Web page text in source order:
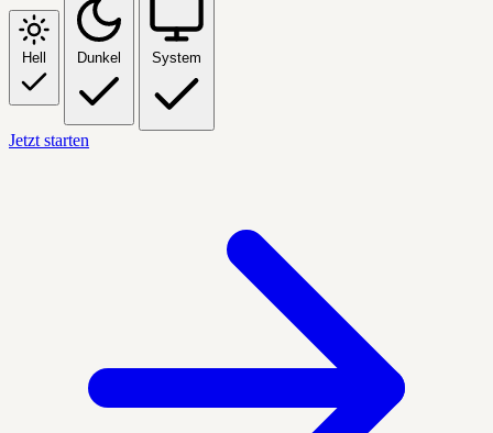
Hell Dunkel System
Jetzt starten